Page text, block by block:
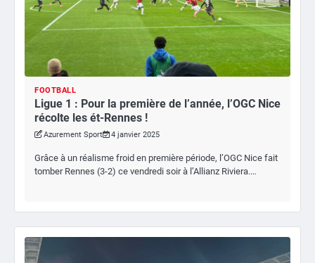
FOOTBALL
Ligue 1 : Pour la première de l’année, l’OGC Nice
récolte les ét-Rennes !
Azurement Sport 4 janvier 2025
Grâce à un réalisme froid en première période, l’OGC Nice fait
tomber Rennes (3-2) ce vendredi soir à l’Allianz Riviera.…